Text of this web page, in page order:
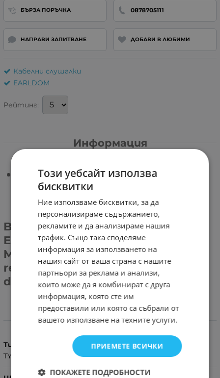
БЪРЗА ПОРЪЧКА 0878705111
НАПРАВИ ЗАПИТВАНЕ ДОБАВИ В ЛЮБИМИ
Кабелни слушалки
EARLDOM
Рейтинг:
Информация
Earldom ET-E32 wired stereo
earphone type-C headset
connector earpods earbuds
Brand - Earldom Model - ET-
E32Cable length - 120cm
Microphone- yesFrequency
response range - 20-20000HzPlug
diameter- type C Weight - 25g
Характеристики
Тип
TYPE - C
Този уебсайт използва
бисквитки
Ние използваме бисквитки, за да
персонализираме съдържанието,
рекламите и да анализираме нашия
трафик. Също така споделяме
информация за използването на
нашия сайт от ваша страна с нашите
партньори за реклама и анализи,
които може да я комбинират с друга
информация, която сте им
предоставили или която са събрали от
вашето използване на техните услуги.
ПРИЕМЕТЕ ВСИЧКИ
ПОКАЖЕТЕ ПОДРОБНОСТИ